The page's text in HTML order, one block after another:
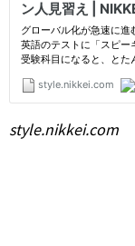
style.nikkei.com